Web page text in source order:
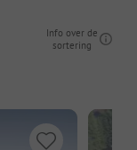
Info over de
sortering